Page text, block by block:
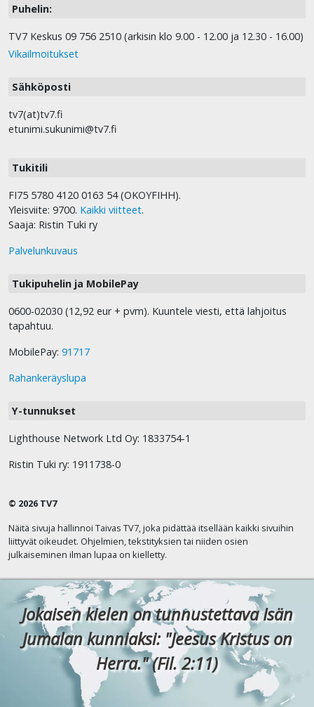
Puhelin:
TV7 Keskus 09 756 2510 (arkisin klo 9.00 - 12.00 ja 12.30 - 16.00)
Vikailmoitukset
Sähköposti
tv7(at)tv7.fi
etunimi.sukunimi@tv7.fi
Tukitili
FI75 5780 4120 0163 54 (OKOYFIHH).
Yleisviite: 9700. Kaikki viitteet.
Saaja: Ristin Tuki ry
Palvelunkuvaus
Tukipuhelin ja MobilePay
0600-02030 (12,92 eur + pvm). Kuuntele viesti, että lahjoitus
tapahtuu.
MobilePay: 91717
Rahankeräyslupa
Y-tunnukset
Lighthouse Network Ltd Oy: 1833754-1
Ristin Tuki ry: 1911738-0
© 2026 TV7
Näitä sivuja hallinnoi Taivas TV7, joka pidättää itsellään kaikki sivuihin
liittyvät oikeudet. Ohjelmien, tekstityksien tai niiden osien
julkaiseminen ilman lupaa on kielletty.
Jokaisen kielen on tunnustettava Isän
Jumalan kunniaksi: "Jeesus Kristus on
Herra." (Fil. 2:11)